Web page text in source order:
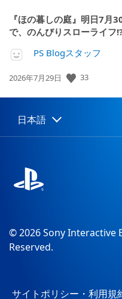
『ほの暮しの庭』明日7月
で、のんびりスローライフ
PS Blogスタッフ
公
日:
2026年7月29日 33
Select
a
Current
region:
日本語
© 2026 Sony Interactive
Reserved.
サイトポリシー・利用規